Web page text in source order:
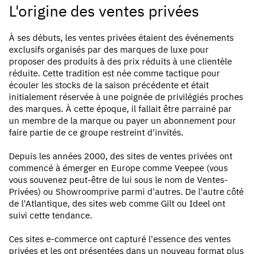
L'origine des ventes privées
À ses débuts, les ventes privées étaient des événements
exclusifs organisés par des marques de luxe pour
proposer des produits à des prix réduits à une clientèle
réduite. Cette tradition est née comme tactique pour
écouler les stocks de la saison précédente et était
initialement réservée à une poignée de privilégiés proches
des marques. À cette époque, il fallait être parrainé par
un membre de la marque ou payer un abonnement pour
faire partie de ce groupe restreint d'invités.
Depuis les années 2000, des sites de ventes privées ont
commencé à émerger en Europe comme Veepee (vous
vous souvenez peut-être de lui sous le nom de Ventes-
Privées) ou Showroomprive parmi d'autres. De l'autre côté
de l'Atlantique, des sites web comme Gilt ou Ideel ont
suivi cette tendance.
Ces sites e-commerce ont capturé l'essence des ventes
privées et les ont présentées dans un nouveau format plus